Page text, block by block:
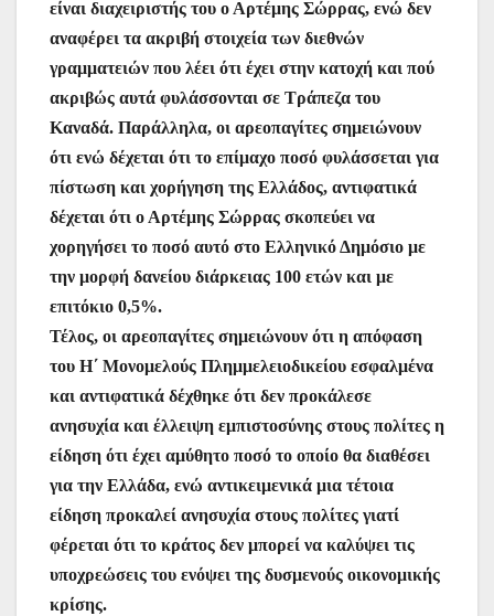
είναι διαχειριστής του ο Αρτέμης Σώρρας, ενώ δεν
αναφέρει τα ακριβή στοιχεία των διεθνών
γραμματειών που λέει ότι έχει στην κατοχή και πού
ακριβώς αυτά φυλάσσονται σε Τράπεζα του
Καναδά. Παράλληλα, οι αρεοπαγίτες σημειώνουν
ότι ενώ δέχεται ότι το επίμαχο ποσό φυλάσσεται για
πίστωση και χορήγηση της Ελλάδος, αντιφατικά
δέχεται ότι ο Αρτέμης Σώρρας σκοπεύει να
χορηγήσει το ποσό αυτό στο Ελληνικό Δημόσιο με
την μορφή δανείου διάρκειας 100 ετών και με
επιτόκιο 0,5%.
Τέλος, οι αρεοπαγίτες σημειώνουν ότι η απόφαση
του Η΄ Μονομελούς Πλημμελειοδικείου εσφαλμένα
και αντιφατικά δέχθηκε ότι δεν προκάλεσε
ανησυχία και έλλειψη εμπιστοσύνης στους πολίτες η
είδηση ότι έχει αμύθητο ποσό το οποίο θα διαθέσει
για την Ελλάδα, ενώ αντικειμενικά μια τέτοια
είδηση προκαλεί ανησυχία στους πολίτες γιατί
φέρεται ότι το κράτος δεν μπορεί να καλύψει τις
υποχρεώσεις του ενόψει της δυσμενούς οικονομικής
κρίσης.